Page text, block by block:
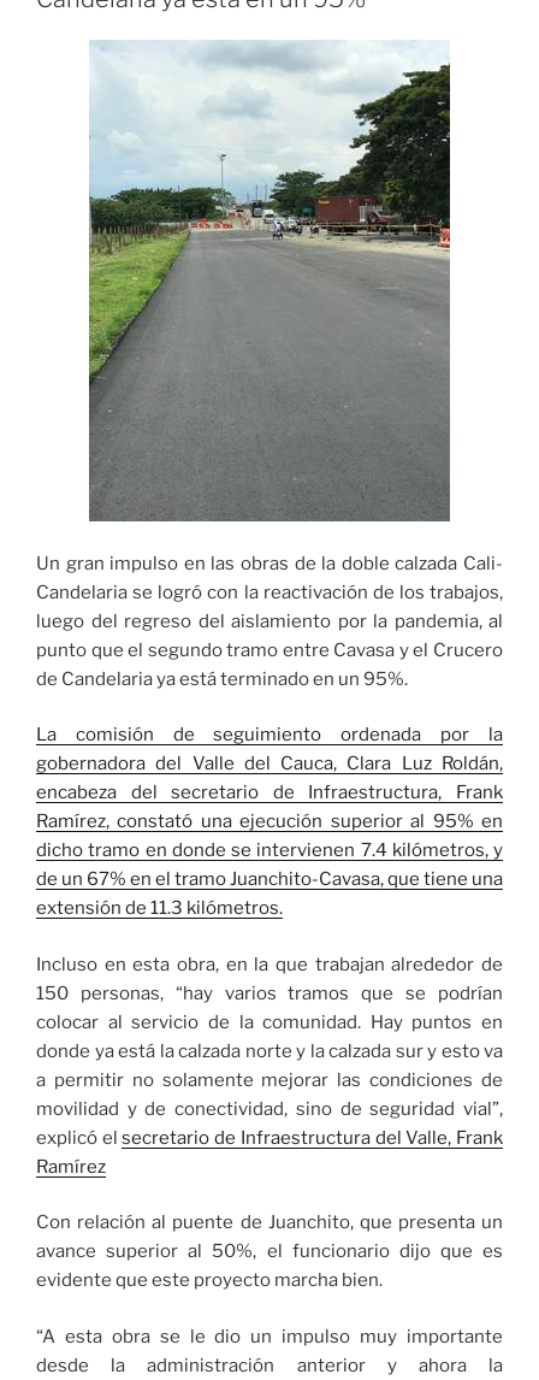
con
calle
25,
movilidad»
Un gran impulso en las obras de la doble calzada Cali-
Candelaria se logró con la reactivación de los trabajos,
luego del regreso del aislamiento por la pandemia, al
punto que el segundo tramo entre Cavasa y el Crucero
de Candelaria ya está terminado en un 95%.
La comisión de seguimiento ordenada por la
gobernadora del Valle del Cauca, Clara Luz Roldán,
encabeza del secretario de Infraestructura, Frank
Ramírez, constató una ejecución superior al 95% en
dicho tramo en donde se intervienen 7.4 kilómetros, y
de un 67% en el tramo Juanchito-Cavasa, que tiene una
extensión de 11.3 kilómetros.
Incluso en esta obra, en la que trabajan alrededor de
150 personas, “hay varios tramos que se podrían
colocar al servicio de la comunidad. Hay puntos en
donde ya está la calzada norte y la calzada sur y esto va
a permitir no solamente mejorar las condiciones de
movilidad y de conectividad, sino de seguridad vial”,
explicó elsecretario de Infraestructura del Valle, Frank
Ramírez
Con relación al puente de Juanchito, que presenta un
avance superior al 50%, el funcionario dijo que es
evidente que este proyecto marcha bien.
“A esta obra se le dio un impulso muy importante
desde la administración anterior y ahora la